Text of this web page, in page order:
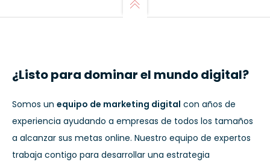
¿Listo para dominar el mundo digital?
Somos un equipo de marketing digital con años de
experiencia ayudando a empresas de todos los tamaños
a alcanzar sus metas online. Nuestro equipo de expertos
trabaja contigo para desarrollar una estrategia